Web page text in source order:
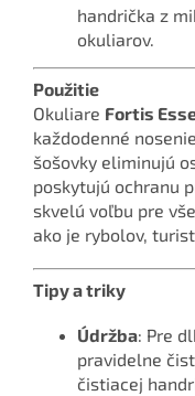
handrička z
okuliarov.
Použitie
Okuliare Fortis
každodenné
šošovky eliminujú
poskytujú ochranu
skvelú voľbu pre
ako je rybolov,
Tipy a triky
Údržba: Pre
pravidelne
čistiacej